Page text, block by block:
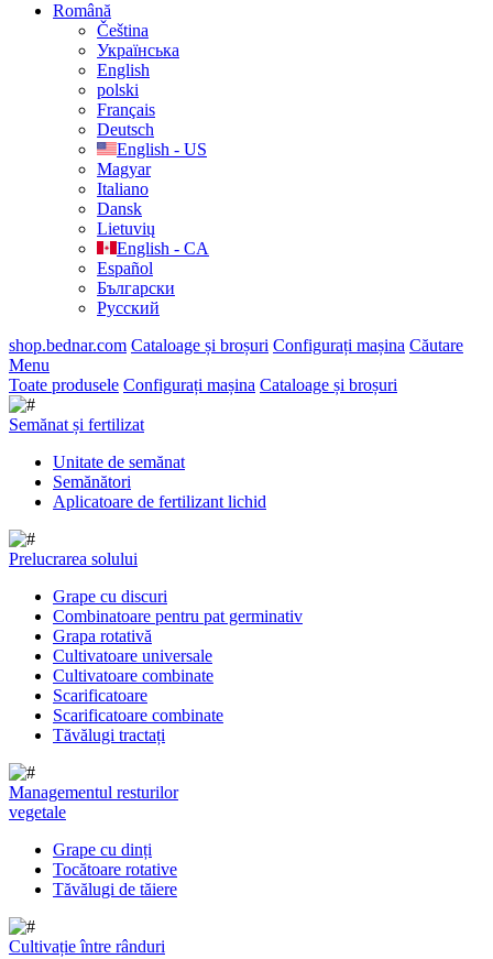
Română
Čeština
Українська
English
polski
Français
Deutsch
English - US
Magyar
Italiano
Dansk
Lietuvių
English - CA
Español
Български
Русский
shop.bednar.com Cataloage și broșuri Configurați mașina Căutare
Menu
Toate produsele Configurați mașina Cataloage și broșuri
Semănat și fertilizat
Unitate de semănat
Semănători
Aplicatoare de fertilizant lichid
Prelucrarea solului
Grape cu discuri
Combinatoare pentru pat germinativ
Grapa rotativă
Cultivatoare universale
Cultivatoare combinate
Scarificatoare
Scarificatoare combinate
Tăvălugi tractați
Managementul resturilor
vegetale
Grape cu dinți
Tocătoare rotative
Tăvălugi de tăiere
Cultivație între rânduri